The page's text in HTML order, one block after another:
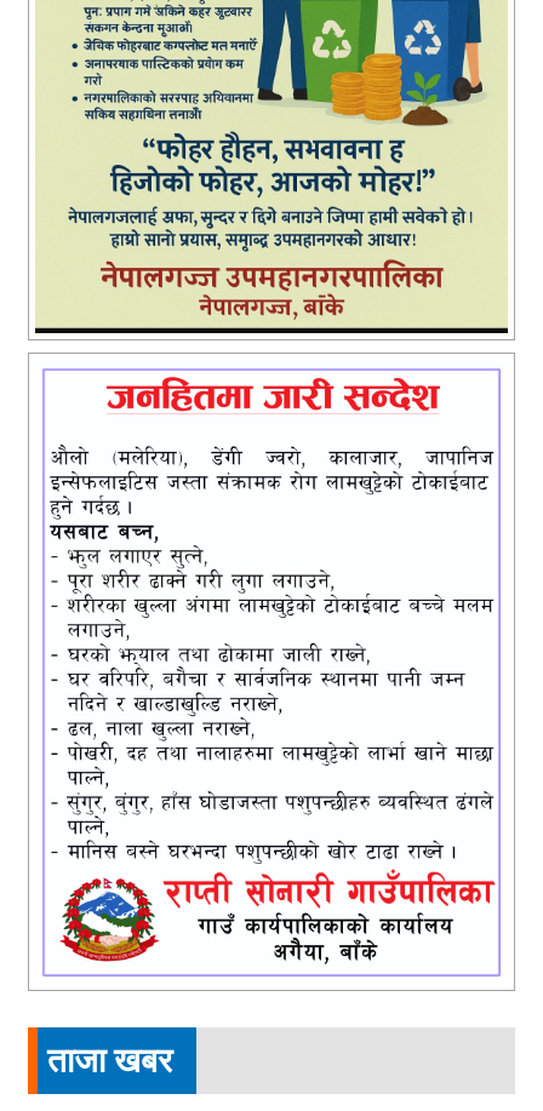
ताजा खबर